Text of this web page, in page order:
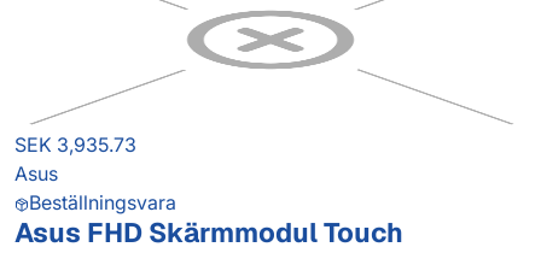
SEK 3,935.73
Asus
Beställningsvara
Asus FHD Skärmmodul Touch